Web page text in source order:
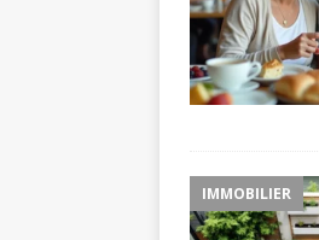
IMMOBILIER